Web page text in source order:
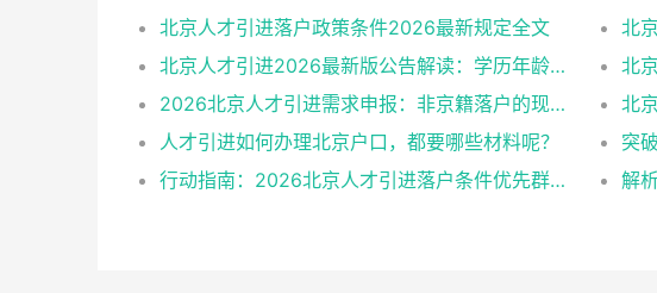
北京人才引进落户政策条件2026最新规定全文
北京人才引进2026最新版公告解读：学历年龄是门槛
2026北京人才引进需求申报：非京籍落户的现状与困境
北
人才引进如何办理北京户口，都要哪些材料呢？
行动指南：2026北京人才引进落户条件优先群体政策红利